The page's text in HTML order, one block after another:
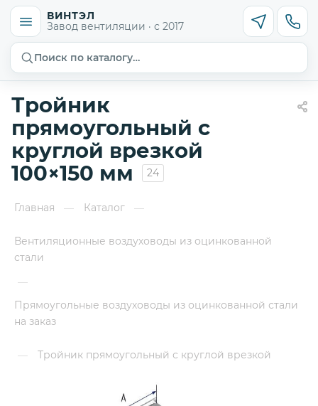
ВИНТЭЛ
Завод вентиляции · с 2017
Поиск по каталогу…
Тройник
прямоугольный с
круглой врезкой
100×150 мм
24
Главная — Каталог —
Вентиляционные воздуховоды из оцинкованной
стали
—
Прямоугольные воздуховоды из оцинкованной стали
на заказ
— Тройник прямоугольный с круглой врезкой